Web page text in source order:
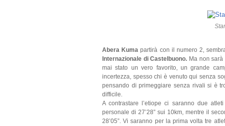
Abera Kuma partirà con il numero 2,
Internazionale di Castelbuono. Ma non sarà
mai stato un vero favorito, un grande
incertezza, spesso chi è venuto qui senza
pensando di primeggiare senza rivali si è
difficile.
A contrastare l’etiope ci saranno due
personale di 27’28” sui 10km, mentre il
28’05”. Vi saranno per la prima volta tre